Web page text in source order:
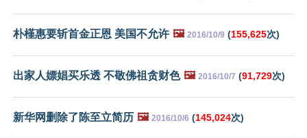
朴槿惠要斩首金正恩 美国不允许 🖼️ 2016/10/9 (155,625次)
出家人嫖娼买乐透 不敬佛祖贪财色 🖼️ 2016/10/7 (91,729次)
新华网删除了陈至立简历 🖼️ 2016/10/6 (145,024次)